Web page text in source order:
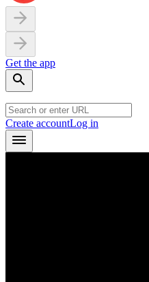
Get the app
Create accountLog in